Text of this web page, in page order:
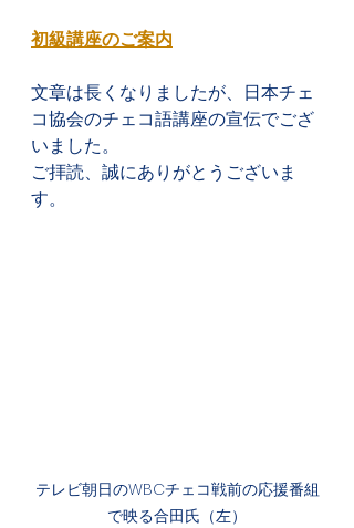
初級講座のご案内
文章は長くなりましたが、日本チェ
コ協会のチェコ語講座の宣伝でござ
いました。
ご拝読、誠にありがとうございま
す。
テレビ朝日のWBCチェコ戦前の応援番組
で映る合田氏（左）